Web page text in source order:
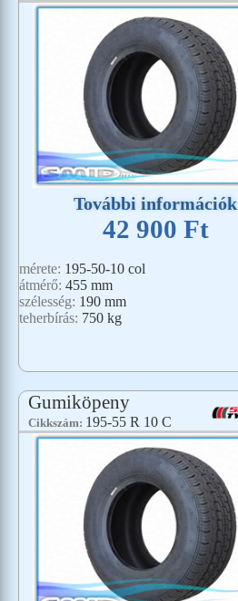
További információk
42 900 Ft
mérete: 195-50-10 col
átmérő: 455 mm
szélesség: 190 mm
teherbírás: 750 kg
Gumiköpeny
Cikkszám: 195-55 R 10 C